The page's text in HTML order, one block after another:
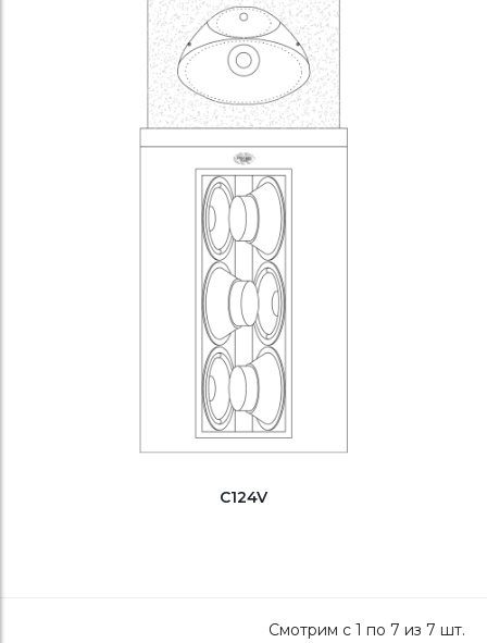
C124V
Смотрим c 1 по 7 из 7 шт.